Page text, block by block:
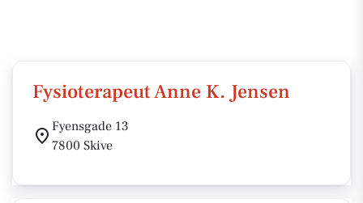
Fysioterapeut Anne K. Jensen
Fyensgade 13
7800 Skive